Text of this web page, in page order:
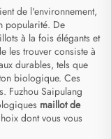
de l'environnement,
popularité. De
à la fois élégants et
les trouver consiste à
durables, tels que
biologique. Ces
Fuzhou Saipulang
maillot de
dont vous vous